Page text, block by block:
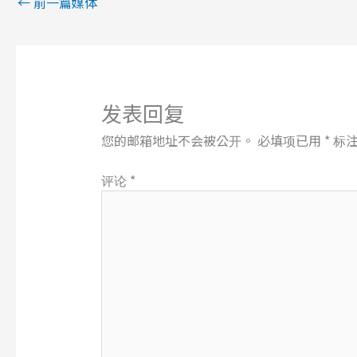
发表回复
您的邮箱地址不会被公开。 必填项已用 * 标
评论 *